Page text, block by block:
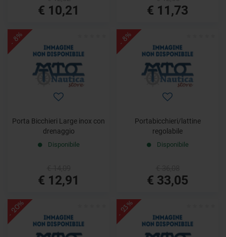
€ 10,21 € 11,73
- 8%
Porta Bicchieri Large inox con
drenaggio
Disponibile
€ 12,91
- 8%
Portabicchieri/lattine
regolabile
Disponibile
€ 33,05
- 20% - 23%